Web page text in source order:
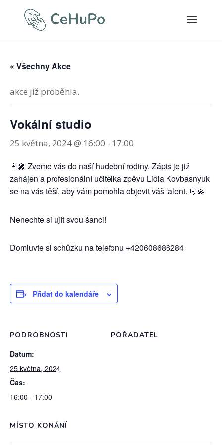
« Všechny Akce
akce již proběhla.
Vokální studio
25 května, 2024 @ 16:00 - 17:00
👩‍🎤 Zveme vás do naší hudební rodiny. Zápis je již
zahájen a profesionální učitelka zpěvu Lidia Kovbasnyuk
se na vás těší, aby vám pomohla objevit váš talent. 🎼💫
Nenechte si ujít svou šanci!
Domluvte si schůzku na telefonu +420608686284
Přidat do kalendáře
PODROBNOSTI
Datum:
25 května, 2024
Čas:
16:00 - 17:00
POŘADATEL
MÍSTO KONÁNÍ